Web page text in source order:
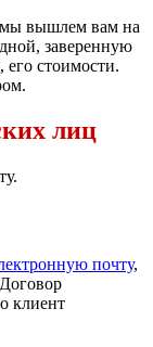
вышлем вам на
заверенную
его стоимости.
лиц
почту,
клиент